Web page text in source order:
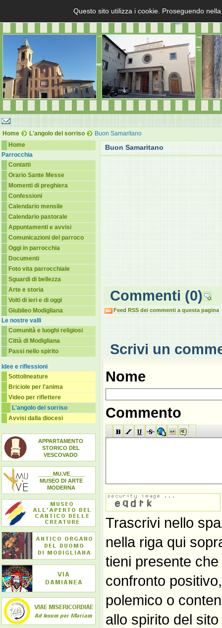
Home L'angolo del sorriso
Buon Samaritano
Home
Parrocchia
Contatti
Orario Sante Messe
Momenti di preghiera
Confessioni
Calendario mensile
Calendario pastorale
Appuntamenti e avvisi
Comunicazioni del parroco
Oggi in parrocchia
Documenti
Foto vita parrocchiale
Sguardi di bellezza
Arte e storia
Volti di ieri e di oggi
Giubileo Modigliana
Le nostre valli
Comunità e luoghi religiosi
Città di Modigliana
Passi nello spirito
Idee e riflessioni
Sottolineature
Briciole per l'anima
Video per riflettere
L'angolo del sorriso
Avvisi dalla diocesi
APPARTAMENTO
STORICO DEL
VESCOVADO
_____MU.VE_____
MUSEO DI ARTE
MODERNA
Buon Samaritano
Commenti (0)
Feed RSS dei commenti a questa pagina
Scrivi un
Nome
Commento
Trascrivi nello
nella riga qui
tieni presente
confronto
polemico o
allo spirito del
Questo sito utilizza i cookie. Proseguendo